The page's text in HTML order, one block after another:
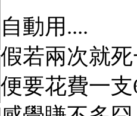
自動用....
假若兩次就
便要花費一